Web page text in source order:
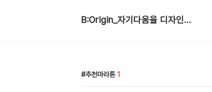
B:Origin_자기다움을 디자인합니다
추천마라톤 1